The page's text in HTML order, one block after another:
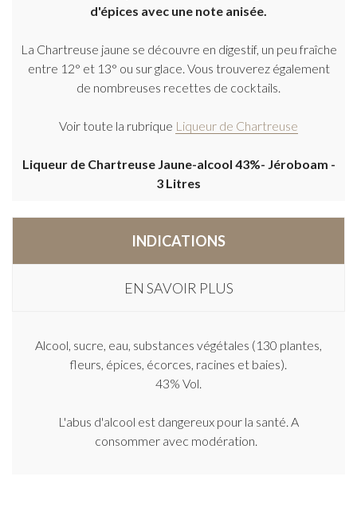
d'épices avec une note anisée.
La Chartreuse jaune se découvre en digestif, un peu fraîche
entre 12° et 13° ou sur glace. Vous trouverez également
de nombreuses recettes de cocktails.
Voir toute la rubrique Liqueur de Chartreuse
Liqueur de Chartreuse Jaune-alcool 43%- Jéroboam -
3 Litres
INDICATIONS
EN SAVOIR PLUS
Alcool, sucre, eau, substances végétales (130 plantes,
fleurs, épices, écorces, racines et baies).
43% Vol.
L'abus d'alcool est dangereux pour la santé. A
consommer avec modération.